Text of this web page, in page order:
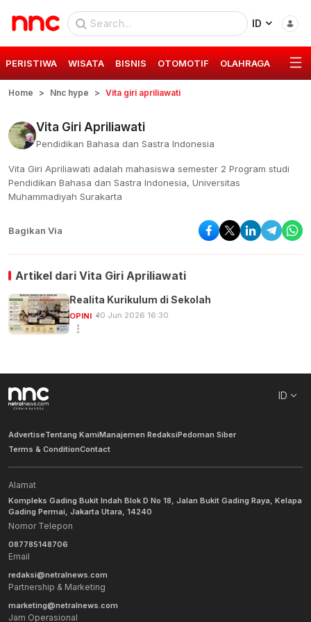
ID
PERISTIWA WISATA BISNIS OTOMOTIF OLAHRAGA GAYA
Home Nnc hype Vita giri apriliawati
Vita Giri Apriliawati
Pendidikan Bahasa dan Sastra Indonesia
Vita Giri Apriliawati adalah mahasiswa semester 2 Program studi
Pendidikan Bahasa dan Sastra Indonesia, Universitas
Muhammadiyah Surakarta
Bagikan Via
Artikel dari Vita Giri Apriliawati
Realita Kurikulum di Sekolah
OPINI 10 Jun 2026 16:30
ID
AdvertiseTentang KamiManajemen RedaksiPedoman Siber
Terms & ConditionContact
Alamat
Kompleks Gading Bukit Indah Blok D No 18, Jalan Bukit Gading Raya, Kelapa
Gading Permai, Jakarta Utara, 14240
Nomor Telepon
087785148706
Email
redaksi@netralnews.com
Partnership & Marketing
marketing@netralnews.com
Jam Operasional